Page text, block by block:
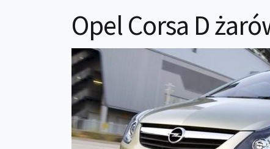
Opel Corsa D